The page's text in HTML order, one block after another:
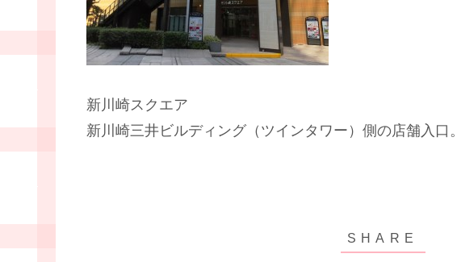
新川崎スクエア
新川崎三井ビルディング（ツインタワー）側の店舗入口。